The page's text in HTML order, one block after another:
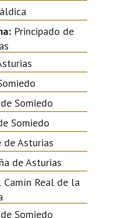
Principado de
Somiedo
Somiedo
Asturias
de Asturias
Real de la
Somiedo